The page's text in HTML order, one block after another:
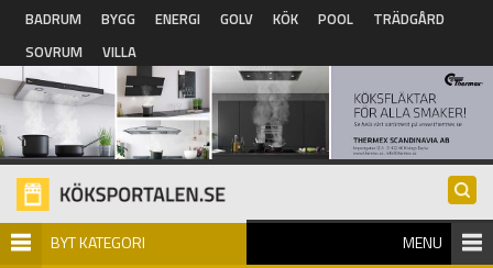
Hoppa till huvudinnehåll
BADRUM BYGG ENERGI GOLV KÖK POOL
TRÄDGÅRD
SOVRUM
VILLA
BYT KATEGORI MENU